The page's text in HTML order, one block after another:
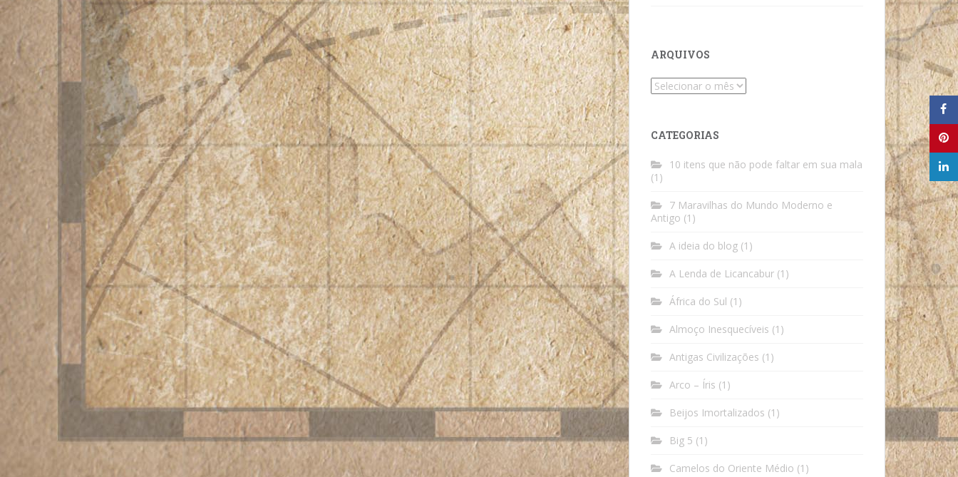
ARQUIVOS
Arquivos
CATEGORIAS
10 itens que não pode faltar em sua mala
(1)
7 Maravilhas do Mundo Moderno e
Antigo (1)
A ideia do blog (1)
A Lenda de Licancabur (1)
África do Sul (1)
Almoço Inesquecíveis (1)
Antigas Civilizações (1)
Arco – Íris (1)
Beijos Imortalizados (1)
Big 5 (1)
Camelos do Oriente Médio (1)